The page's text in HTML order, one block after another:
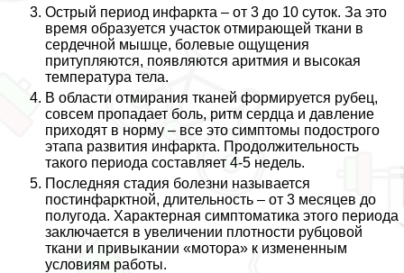
Острый период инфаркта – от 3 до 10 суток. За это
время образуется участок отмирающей ткани в
сердечной мышце, болевые ощущения
притупляются, появляются аритмия и высокая
температура тела.
В области отмирания тканей формируется рубец,
совсем пропадает боль, ритм сердца и давление
приходят в норму – все это симптомы подострого
этапа развития инфаркта. Продолжительность
такого периода составляет 4-5 недель.
Последняя стадия болезни называется
постинфарктной, длительность – от 3 месяцев до
полугода. Хаpaктерная симптоматика этого периода
заключается в увеличении плотности рубцовой
ткани и привыкании «мотора» к измененным
условиям работы.